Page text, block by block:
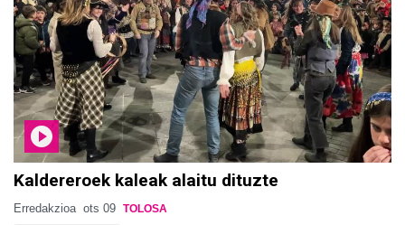
Kaldereroek kaleak alaitu dituzte
Erredakzioa ots 09 TOLOSA